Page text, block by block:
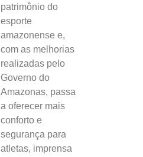
patrimônio do
esporte
amazonense e,
com as melhorias
realizadas pelo
Governo do
Amazonas, passa
a oferecer mais
conforto e
segurança para
atletas, imprensa